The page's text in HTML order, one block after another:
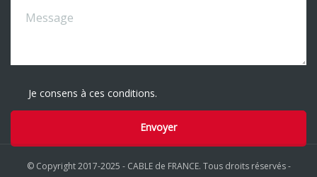
Je consens à ces conditions.
© Copyright 2017-2025 - CABLE de FRANCE. Tous droits réservés -